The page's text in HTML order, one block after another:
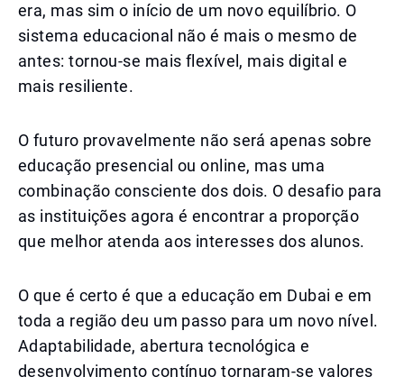
era, mas sim o início de um novo equilíbrio. O
sistema educacional não é mais o mesmo de
antes: tornou-se mais flexível, mais digital e
mais resiliente.
O futuro provavelmente não será apenas sobre
educação presencial ou online, mas uma
combinação consciente dos dois. O desafio para
as instituições agora é encontrar a proporção
que melhor atenda aos interesses dos alunos.
O que é certo é que a educação em Dubai e em
toda a região deu um passo para um novo nível.
Adaptabilidade, abertura tecnológica e
desenvolvimento contínuo tornaram-se valores